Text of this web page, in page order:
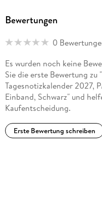
Bewertungen
0
Es wurden noch keine
Sie die erste Bewertung zu
Tagesnotizkalender 2027,
Einband, Schwarz" und
Kaufentscheidung.
Erste Bewertung schreiben